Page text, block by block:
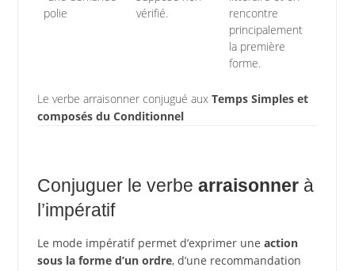
polie
vérifié.
rencontre
principalement
la première
forme.
Le verbe arraisonner conjugué aux Temps Simples et
composés du Conditionnel
Conjuguer le verbe arraisonnerà
l’impératif
Le mode impératif permet d’exprimer une action
sous la forme d’un ordre, d’une recommandation